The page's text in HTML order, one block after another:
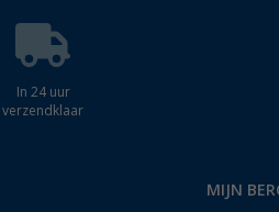
In 24 uur
verzendklaar
MIJN